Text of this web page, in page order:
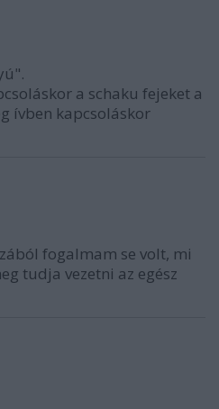
a schaku fejeket a
ívben kapcsoláskor
fogalmam se volt, mi
tudja vezetni az egész